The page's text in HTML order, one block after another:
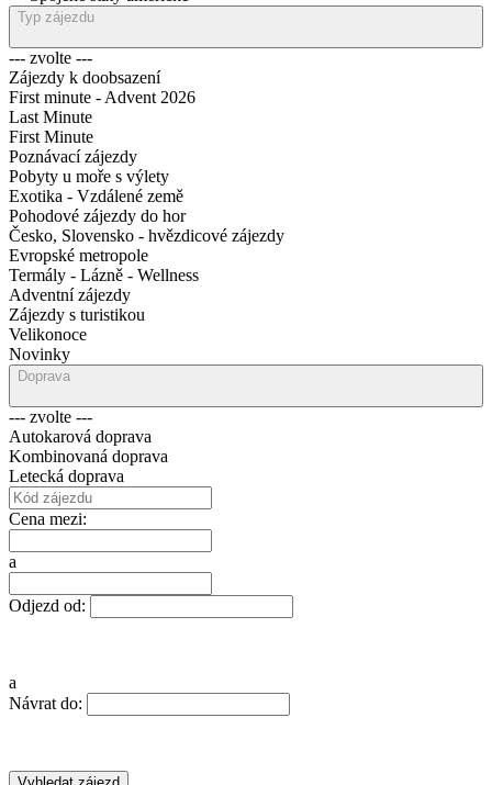
Typ zájezdu
--- zvolte ---
Zájezdy k doobsazení
First minute - Advent 2026
Last Minute
First Minute
Poznávací zájezdy
Pobyty u moře s výlety
Exotika - Vzdálené země
Pohodové zájezdy do hor
Česko, Slovensko - hvězdicové zájezdy
Evropské metropole
Termály - Lázně - Wellness
Adventní zájezdy
Zájezdy s turistikou
Velikonoce
Novinky
Doprava
--- zvolte ---
Autokarová doprava
Kombinovaná doprava
Letecká doprava
Cena mezi:
a
Odjezd od:
a
Návrat do: